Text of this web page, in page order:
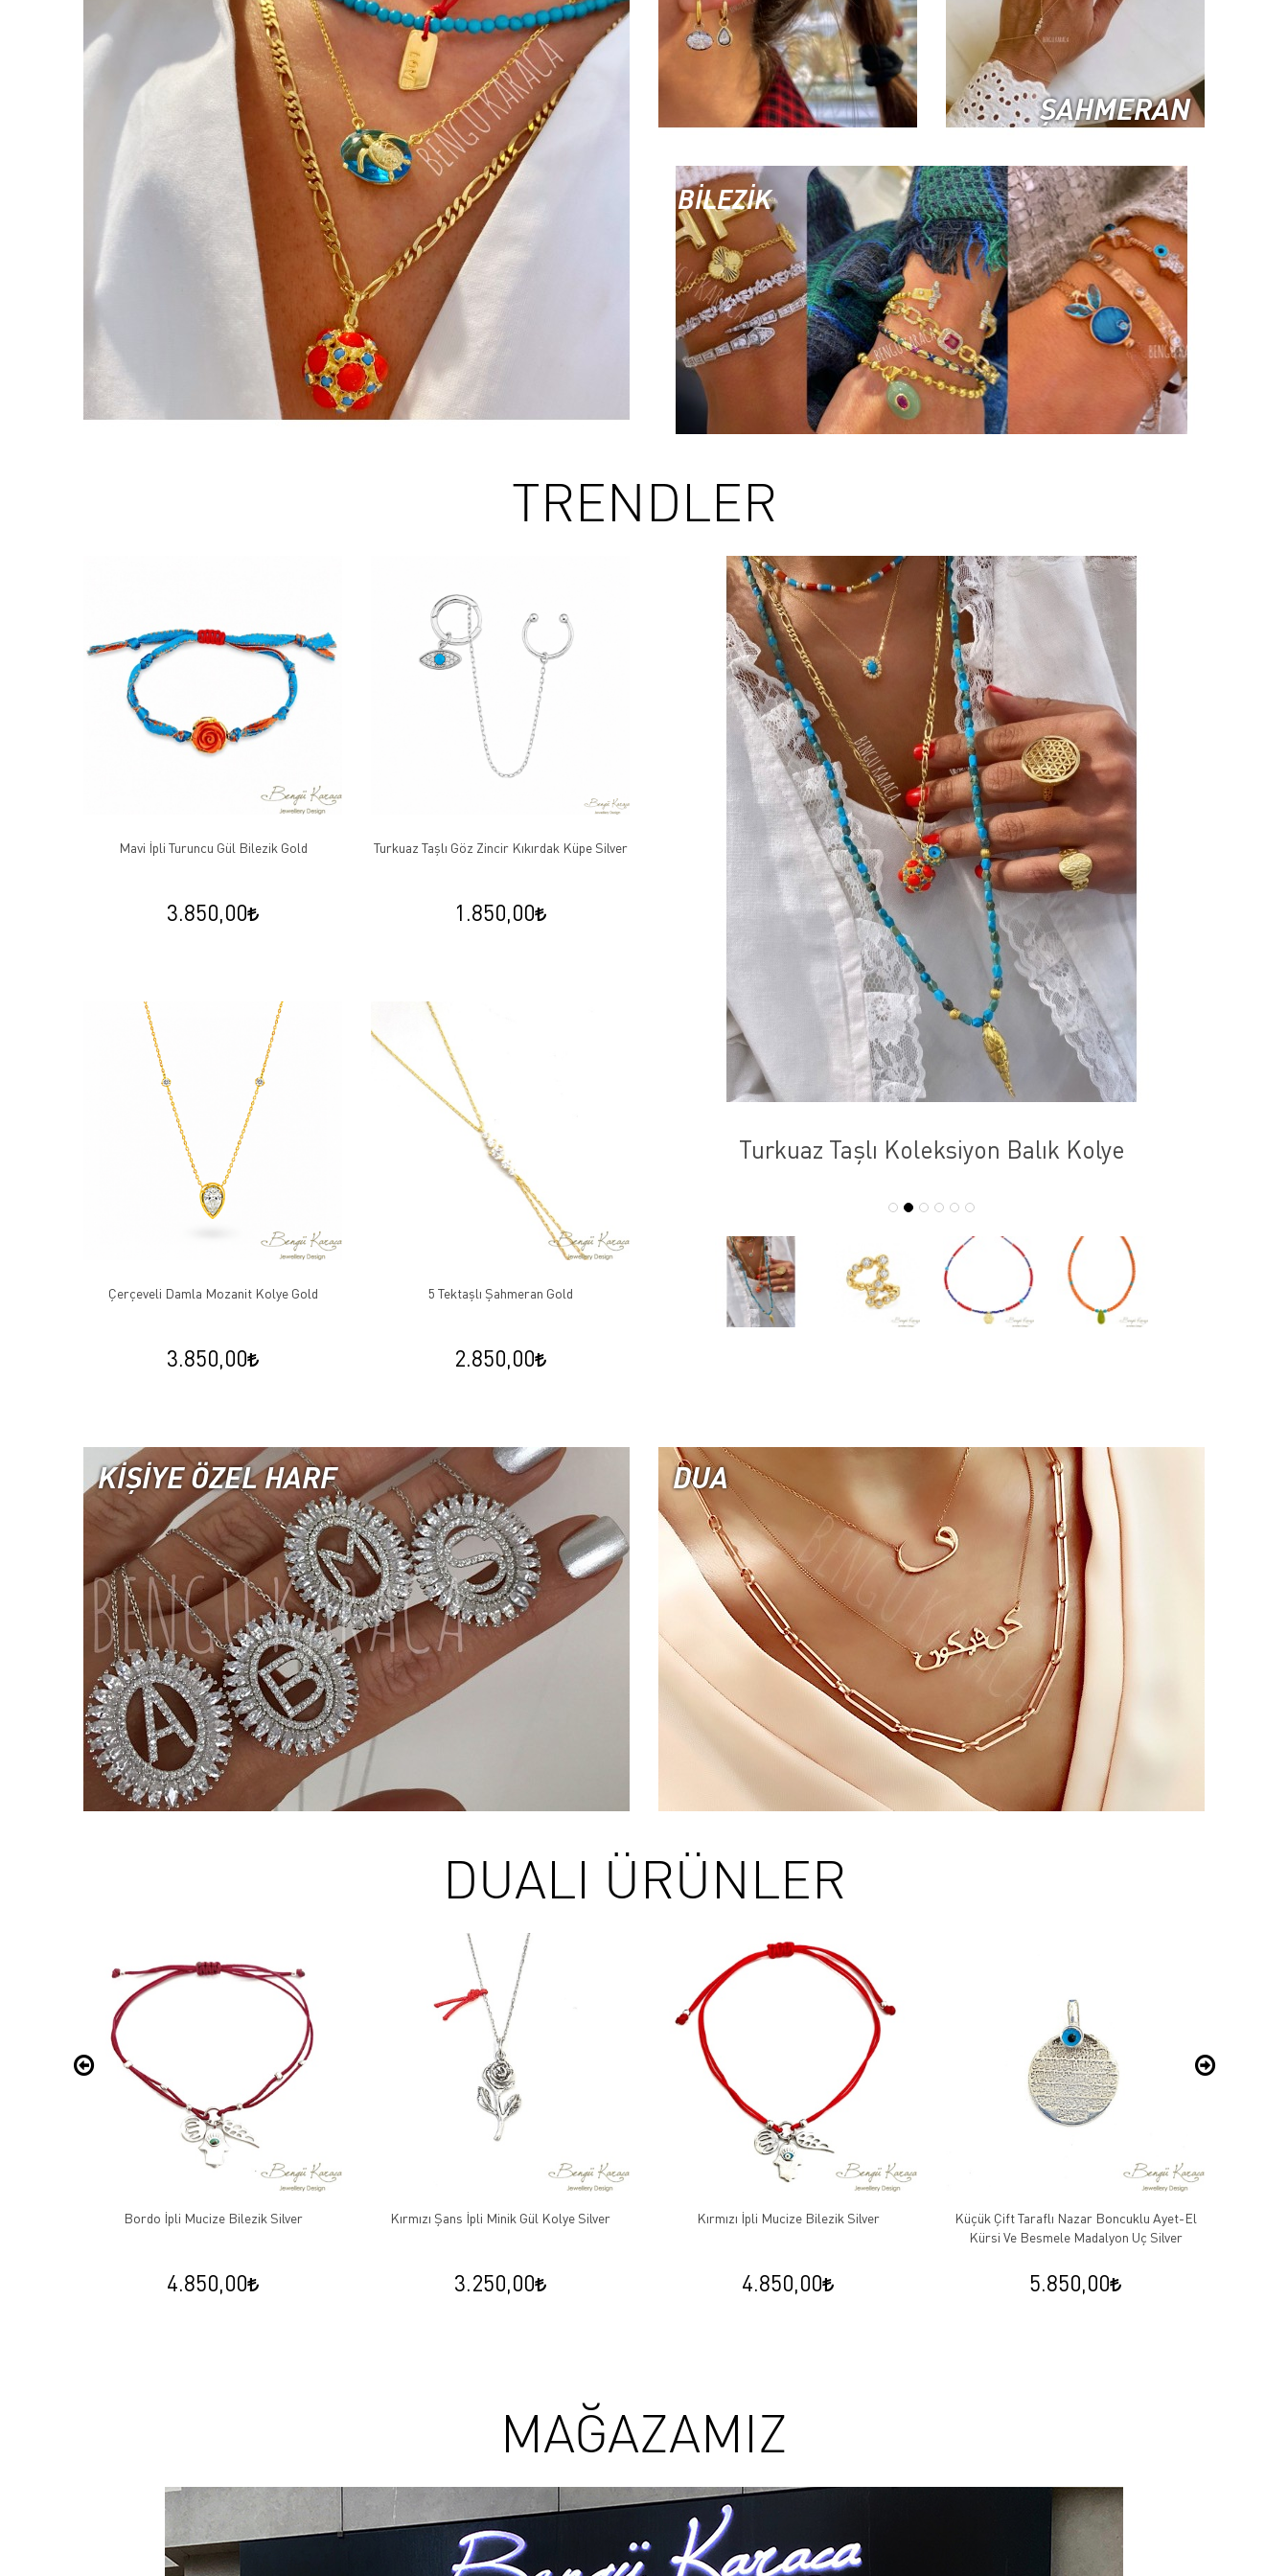
ŞAHMERAN
BİLEZİK
TRENDLER
Mavi İpli Turuncu Gül Bilezik Gold
3.850,00
Turkuaz Taşlı Göz Zincir Kıkırdak Küpe Silver
1.850,00
Çerçeveli Damla Mozanit Kolye Gold
3.850,00
5 Tektaşlı Şahmeran Gold
2.850,00
Turkuaz Taşlı Koleksiyon Balık Kolye
KİŞİYE ÖZEL HARF DUA
DUALI ÜRÜNLER
Bordo İpli Mucize Bilezik Silver
4.850,00
Kırmızı Şans İpli Minik Gül Kolye Silver
3.250,00
Kırmızı İpli Mucize Bilezik Silver
4.850,00
Küçük Çift Taraflı Nazar Boncuklu Ayet-El
Kürsi Ve Besmele Madalyon Uç Silver
5.850,00
MAĞAZAMIZ